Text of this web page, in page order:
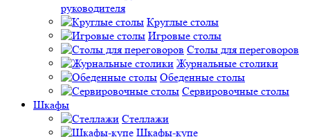
руководителя
Круглые столы
Игровые столы
Столы для переговоров
Журнальные столики
Обеденные столы
Сервировочные столы
Шкафы
Стеллажи
Шкафы-купе